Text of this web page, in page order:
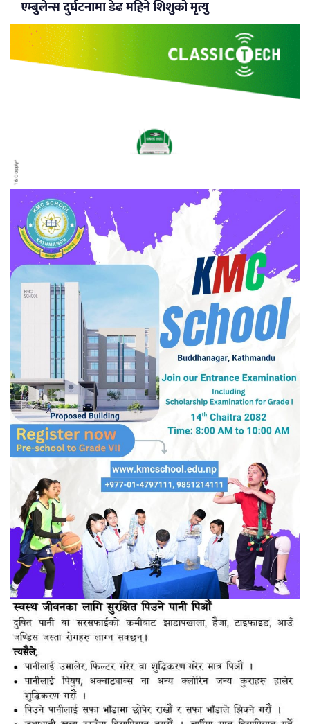
एम्बुलेन्स दुर्घटनामा डेढ महिने शिशुको मृत्यु